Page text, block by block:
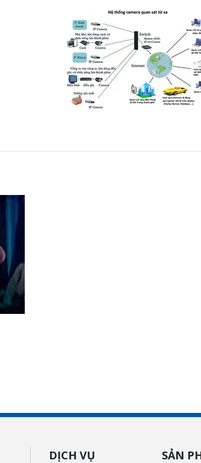
DỊCH VỤ SẢN